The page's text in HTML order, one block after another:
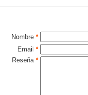
Nombre *
Email *
Reseña *